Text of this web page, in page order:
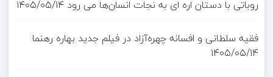
روباتی با دستان اره ای به نجات انسان‌ها می رود ۱۴۰۵/۰۵/۱۴
فقیه سلطانی و افسانه چهره‌آزاد در فیلم جدید بهاره رهنما
۱۴۰۵/۰۵/۱۴